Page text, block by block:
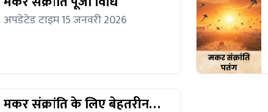
अपडेटेड टाइम 15 जनवरी 2026
मकर संक्रांति के लिए बेहतरीन